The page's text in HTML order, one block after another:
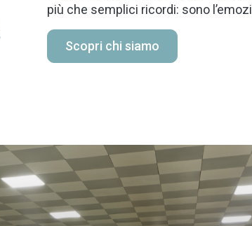
più che semplici ricordi: sono
Scopri chi siamo